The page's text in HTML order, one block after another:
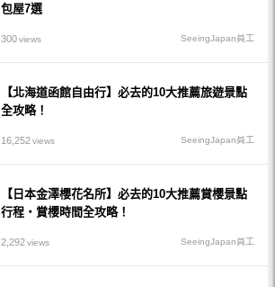
包屋7選
300views SeeingJapan員工
【北海道函館自由行】必去的10大推薦旅遊景點
全攻略！
16,252views SeeingJapan員工
【日本金澤櫻花名所】必去的10大推薦賞櫻景點
行程・賞櫻時間全攻略！
2,292views SeeingJapan員工